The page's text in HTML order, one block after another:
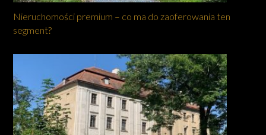
Nieruchomości premium – co ma do zaoferowania ten
segment?